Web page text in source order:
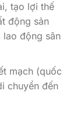
tạo lợi thế
động sản
lao động sân
mạch (quốc
chuyển đến